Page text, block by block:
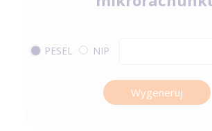
PESEL NIP
Wygeneruj